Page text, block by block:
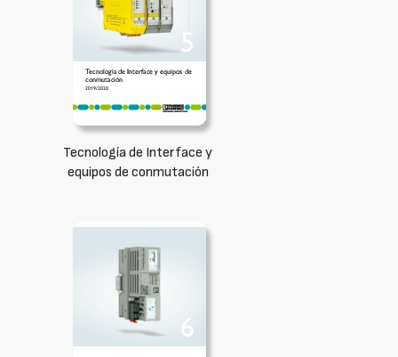
Tecnología de Interface y
equipos de conmutación